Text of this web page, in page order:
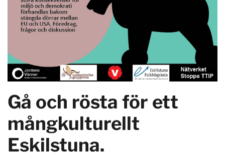
Gå och rösta för ett
mångkulturellt
Eskilstuna.